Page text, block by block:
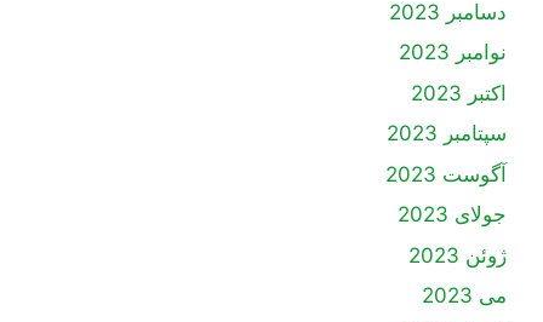
دسامبر 2023
نوامبر 2023
اکتبر 2023
سپتامبر 2023
آگوست 2023
جولای 2023
ژوئن 2023
می 2023